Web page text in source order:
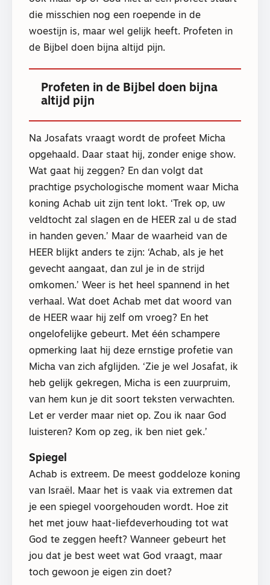
die misschien nog een roepende in de
woestijn is, maar wel gelijk heeft. Profeten in
de Bijbel doen bijna altijd pijn.
Profeten in de Bijbel doen bijna
altijd pijn
Na Josafats vraagt wordt de profeet Micha
opgehaald. Daar staat hij, zonder enige show.
Wat gaat hij zeggen? En dan volgt dat
prachtige psychologische moment waar Micha
koning Achab uit zijn tent lokt. ‘Trek op, uw
veldtocht zal slagen en de HEER zal u de stad
in handen geven.’ Maar de waarheid van de
HEER blijkt anders te zijn: ‘Achab, als je het
gevecht aangaat, dan zul je in de strijd
omkomen.’ Weer is het heel spannend in het
verhaal. Wat doet Achab met dat woord van
de HEER waar hij zelf om vroeg? En het
ongelofelijke gebeurt. Met één schampere
opmerking laat hij deze ernstige profetie van
Micha van zich afglijden. ‘Zie je wel Josafat, ik
heb gelijk gekregen, Micha is een zuurpruim,
van hem kun je dit soort teksten verwachten.
Let er verder maar niet op. Zou ik naar God
luisteren? Kom op zeg, ik ben niet gek.’
Spiegel
Achab is extreem. De meest goddeloze koning
van Israël. Maar het is vaak via extremen dat
je een spiegel voorgehouden wordt. Hoe zit
het met jouw haat-liefdeverhouding tot wat
God te zeggen heeft? Wanneer gebeurt het
jou dat je best weet wat God vraagt, maar
toch gewoon je eigen zin doet?